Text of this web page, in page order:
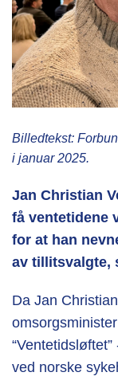
Billedtekst:
i januar 2025.
Jan Christian
få ventetidene
for at han
av tillitsvalgte,
Da Jan
ved norske